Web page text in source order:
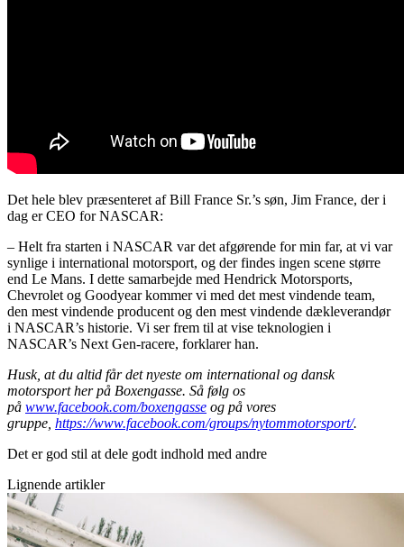
Det hele blev præsenteret af Bill France Sr.’s søn, Jim France, der i
dag er CEO for NASCAR:
– Helt fra starten i NASCAR var det afgørende for min far, at vi var
synlige i international motorsport, og der findes ingen scene større
end Le Mans. I dette samarbejde med Hendrick Motorsports,
Chevrolet og Goodyear kommer vi med det mest vindende team,
den mest vindende producent og den mest vindende dækleverandør
i NASCAR’s historie. Vi ser frem til at vise teknologien i
NASCAR’s Next Gen-racere, forklarer han.
Husk, at du altid får det nyeste om international og dansk
motorsport her på Boxengasse. Så følg os
på www.facebook.com/boxengasse og på vores
gruppe, https://www.facebook.com/groups/nytommotorsport/.
Det er god stil at dele godt indhold med andre
Lignende artikler